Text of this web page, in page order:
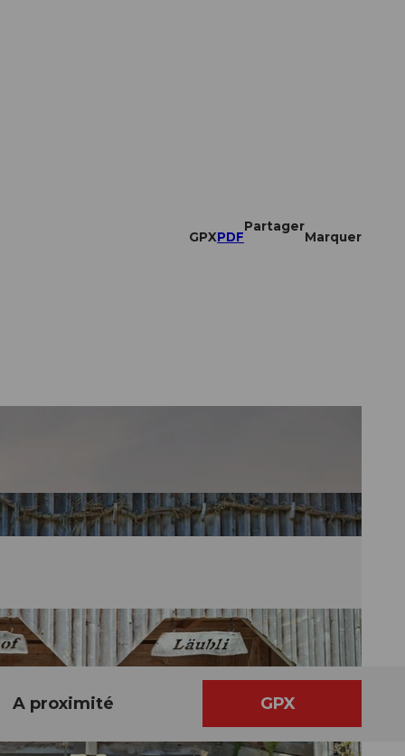
GPXPDF
Partager
Marquer
A proximité GPX